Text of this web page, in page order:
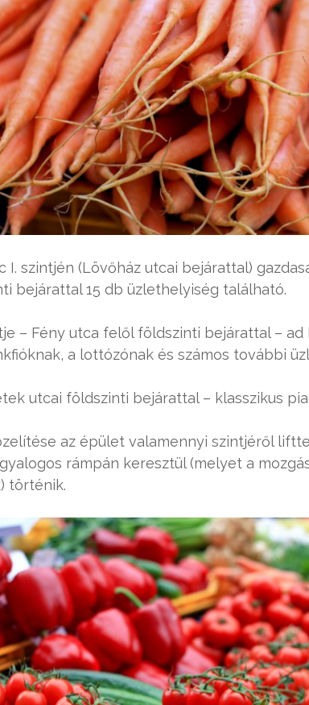
I. szintjén (Lövőház utcai bejárattal)
bejárattal 15 db üzlethelyiség található.
– Fény utca felől földszinti bejárattal –
a lottózónak és számos további
utcai földszinti bejárattal – klasszikus
az épület valamennyi szintjéről
rámpán keresztül (melyet a
történik.